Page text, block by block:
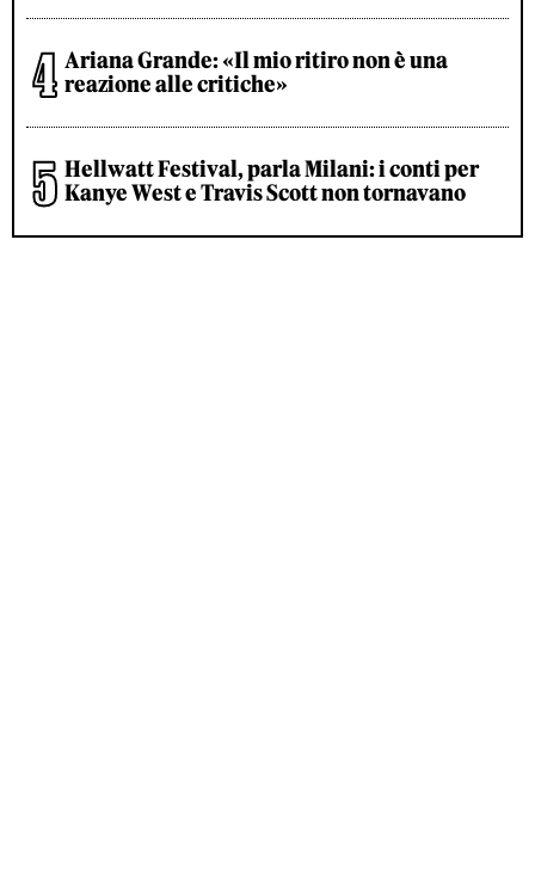
Ariana Grande: «Il mio ritiro non è una
reazione alle critiche»
Hellwatt Festival, parla Milani: i conti per
Kanye West e Travis Scott non tornavano